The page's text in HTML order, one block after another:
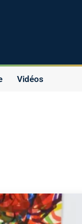
Vidéos